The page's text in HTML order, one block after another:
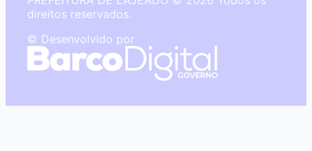
direitos reservados.
© Desenvolvido por